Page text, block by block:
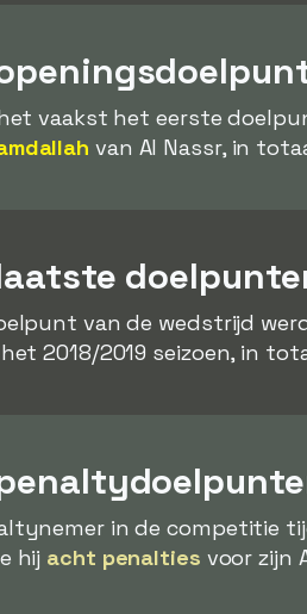
vaakst het eerste
van Al Nassr, in
van de wedstrijd
2018/2019 seizoen, in
in de competitie
hij acht penalties voor zijn